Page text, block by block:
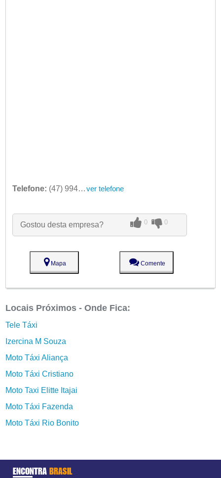
Telefone: (47) 9948-0351 ver telefone
Gostou desta empresa? 0 0
Mapa Comente
Locais Próximos - Onde Fica:
Tele Táxi
Izercina M Souza
Moto Táxi Aliança
Moto Táxi Cristiano
Moto Taxi Elitte Itajai
Moto Táxi Fazenda
Moto Táxi Rio Bonito
ENCONTRA BRASIL